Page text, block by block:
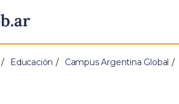
Educación Campus Argentina Global